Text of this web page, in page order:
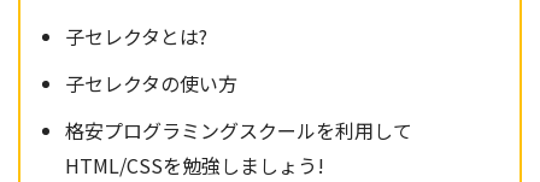
子セレクタとは?
子セレクタの使い方
格安プログラミングスクールを利用して
HTML/CSSを勉強しましょう!